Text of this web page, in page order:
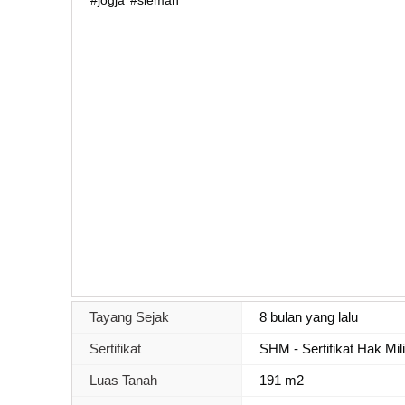
Tayang Sejak 8 bulan yang lalu
Sertifikat SHM - Sertifikat Hak
Luas Tanah 191 m2